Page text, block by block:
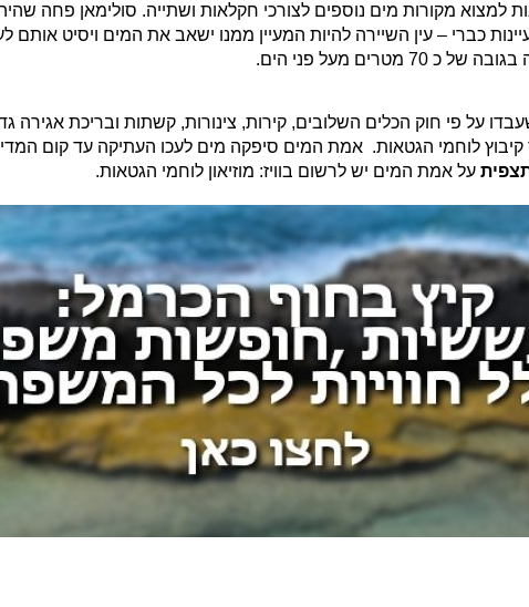
פתרונות למצוא מקורות מים נוספים לצורכי חקלאות ושתייה. סולימאן
כברי – עין השיירה להיות המעיין ממנו ישאב את המים ויסיט אותם
על פי חוק הכלים השלובים, קירות, צינורות, קשתות ובריכת אגירה
קיבוץ לוחמי הגטאות. אמת המים סיפקה מים לעכו העתיקה עד קום
על אמת המים יש לרשום בוויז: מוזיאון לוחמי הגטאות.